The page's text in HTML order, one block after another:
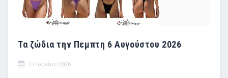
Τα ζώδια την Πεμπτη 6 Αυγούστου 2026
27 Ιουλίου 2026